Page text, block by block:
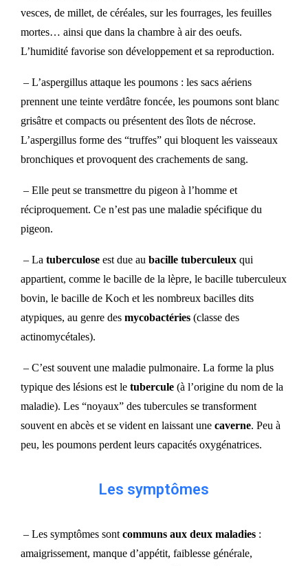
vesces, de millet, de céréales, sur les fourrages, les feuilles
mortes… ainsi que dans la chambre à air des oeufs.
L’humidité favorise son développement et sa reproduction.
– L’aspergillus attaque les poumons : les sacs aériens
prennent une teinte verdâtre foncée, les poumons sont blanc
grisâtre et compacts ou présentent des îlots de nécrose.
L’aspergillus forme des “truffes” qui bloquent les vaisseaux
bronchiques et provoquent des crachements de sang.
– Elle peut se transmettre du pigeon à l’homme et
réciproquement. Ce n’est pas une maladie spécifique du
pigeon.
– La tuberculose est due au bacille tuberculeux qui
appartient, comme le bacille de la lèpre, le bacille tuberculeux
bovin, le bacille de Koch et les nombreux bacilles dits
atypiques, au genre des mycobactéries (classe des
actinomycétales).
– C’est souvent une maladie pulmonaire. La forme la plus
typique des lésions est le tubercule (à l’origine du nom de la
maladie). Les “noyaux” des tubercules se transforment
souvent en abcès et se vident en laissant une caverne. Peu à
peu, les poumons perdent leurs capacités oxygénatrices.
Les symptômes
– Les symptômes sont communs aux deux maladies :
amaigrissement, manque d’appétit, faiblesse générale,